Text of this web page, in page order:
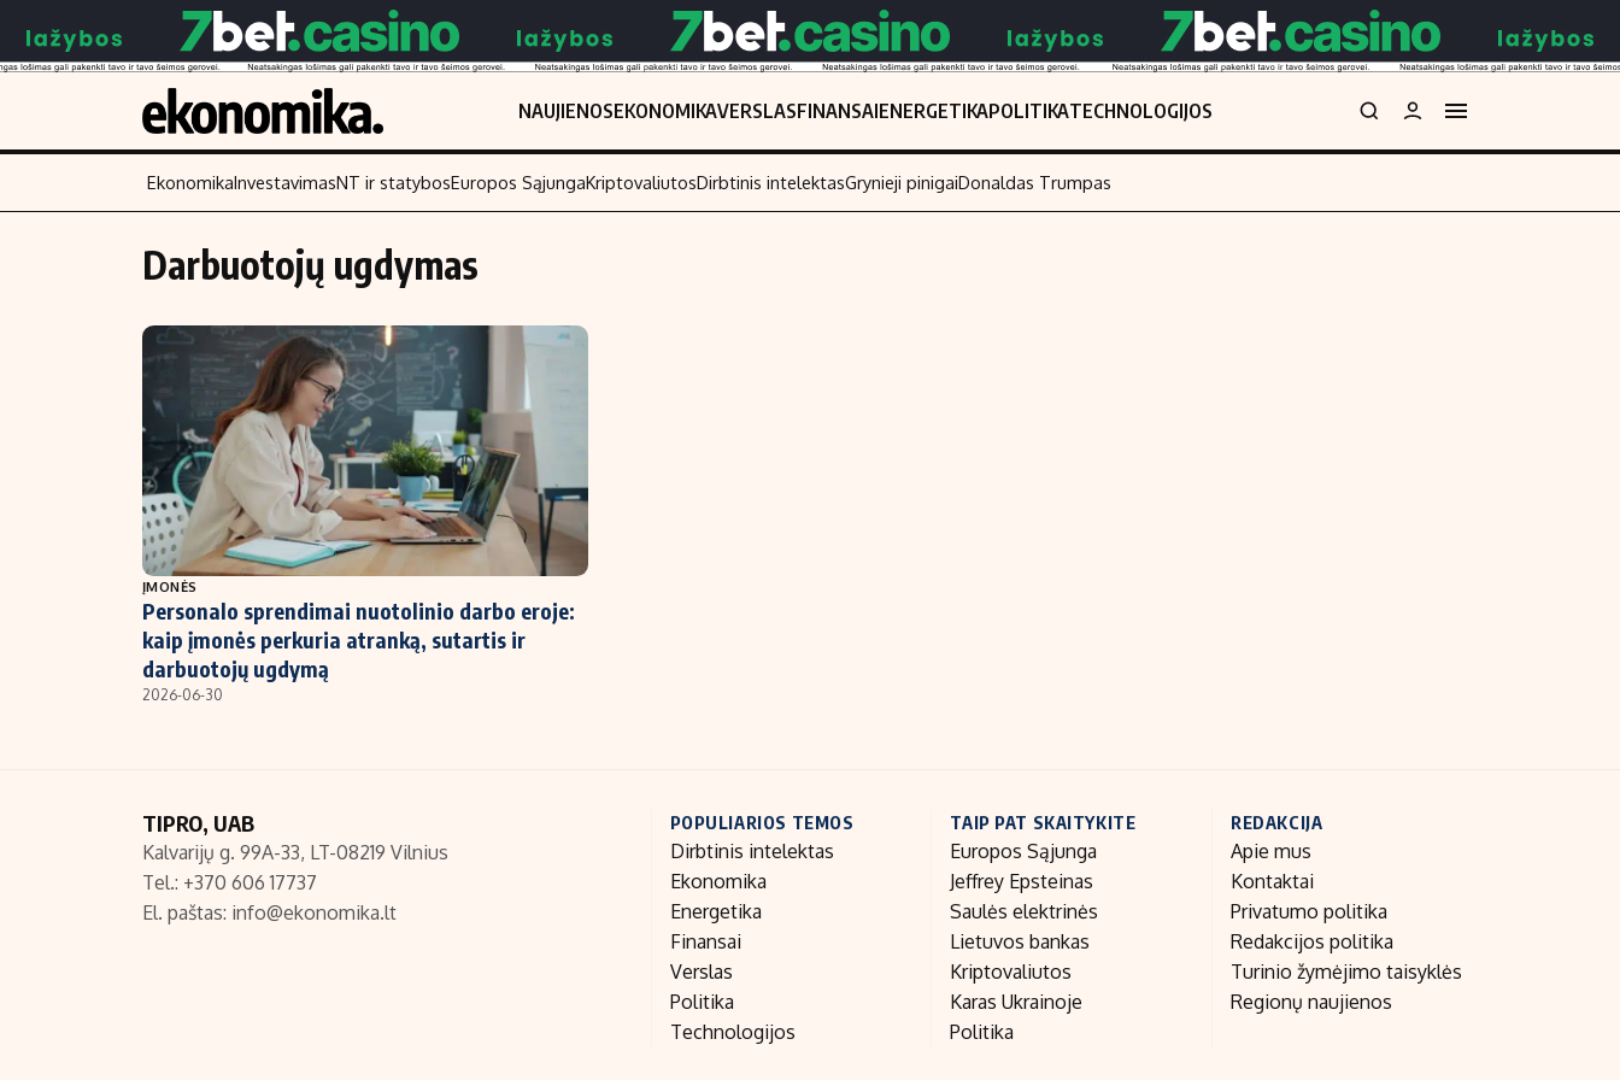
NAUJIENOSEKONOMIKAVERSLASFINANSAIENERGETIKAPOLITIKATECHNOLOGIJOS
Turinys
Naujienos
Verslas
Energetika
Ekonomika
Politika
NT ir statybos
Skaitykite
Finansai
Įmonės
Žemės ūkis
Technologijos
Laisvalaikis
EkonomikaInvestavimasNT ir statybosEuropos SąjungaKriptovaliutosDirbtinis intelektasGrynieji pinigaiDonaldas Trumpas
Darbuotojų ugdymas
ĮMONĖS
Personalo sprendimai nuotolinio darbo eroje:
kaip įmonės perkuria atranką, sutartis ir
darbuotojų ugdymą
2026-06-30
TIPRO, UAB
Kalvarijų g. 99A-33, LT-08219 Vilnius
Tel.: +370 606 17737
El. paštas: info@ekonomika.lt
POPULIARIOS TEMOS
Dirbtinis intelektas
Ekonomika
Energetika
Finansai
Verslas
Politika
Technologijos
TAIP PAT SKAITYKITE
Europos Sąjunga
Jeffrey Epsteinas
Saulės elektrinės
Lietuvos bankas
Kriptovaliutos
Karas Ukrainoje
Politika
REDAKCIJA
Apie mus
Kontaktai
Privatumo politika
Redakcijos politika
Turinio žymėjimo taisyklės
Regionų naujienos